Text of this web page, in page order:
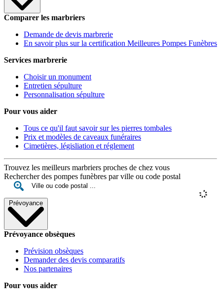
Comparer les marbriers
Demande de devis marbrerie
En savoir plus sur la certification Meilleures Pompes Funèbres
Services marbrerie
Choisir un monument
Entretien sépulture
Personnalisation sépulture
Pour vous aider
Tous ce qu'il faut savoir sur les pierres tombales
Prix et modèles de caveaux funéraires
Cimetières, législiation et réglement
Trouvez les meilleurs marbriers proches de chez vous
Rechercher des pompes funèbres par ville ou code postal
Prévoyance
Prévoyance obsèques
Prévision obsèques
Demander des devis comparatifs
Nos partenaires
Pour vous aider